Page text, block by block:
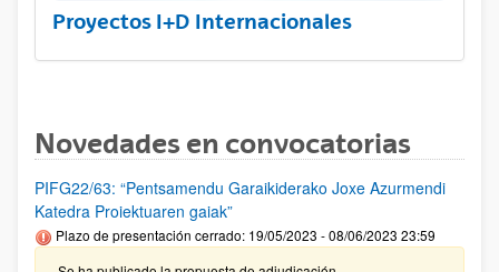
Proyectos I+D Internacionales
Novedades en convocatorias
PIFG22/63: “Pentsamendu Garaikiderako Joxe Azurmendi
Katedra Proiektuaren gaiak”
Plazo de presentación cerrado: 19/05/2023 - 08/06/2023 23:59